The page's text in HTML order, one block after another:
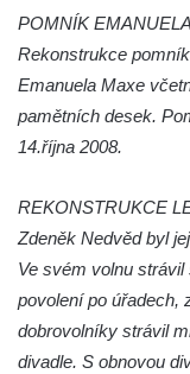
Hrob Josefa
Račicích
Hrob Josefa
Hrob rodiny
Hrob rodiny
Hostíně u
Hrob rodiny
POMNÍK
Rekonstrukce
Emanuela Maxe
pamětních desek.
14.října 2008.
REKONSTRUKCE
Zdeněk Nedvěd byl
Ve svém volnu
povolení po úřadech,
dobrovolníky strávil
divadle. S obnovou